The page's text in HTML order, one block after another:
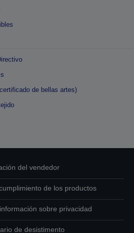
de bellas artes)
del vendedor
de los productos
sobre privacidad
de desistimento